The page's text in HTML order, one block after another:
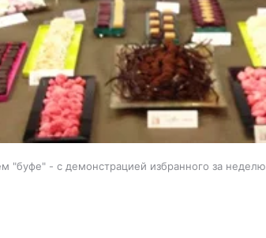
"буфе" - с демонстрацией избранного за неделю